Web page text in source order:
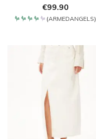
€99.90
(ARMEDANGELS)